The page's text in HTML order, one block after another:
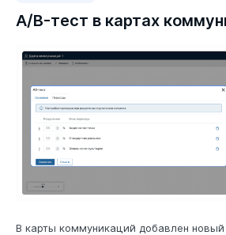
A/B-тест в картах
В карты коммуникаций добавлен